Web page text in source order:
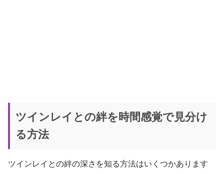
ツインレイとの絆を時間感覚で見分け
る方法
ツインレイとの絆の深さを知る方法はいくつかあります